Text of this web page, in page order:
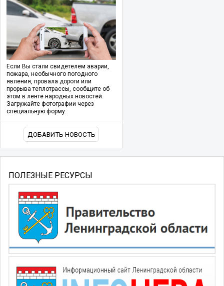
Если Вы стали свидетелем аварии,
пожара, необычного погодного
явления, провала дороги или
прорыва теплотрассы, сообщите об
этом в ленте народных новостей.
Загружайте фотографии через
специальную форму.
ДОБАВИТЬ НОВОСТЬ
ПОЛЕЗНЫЕ РЕСУРСЫ